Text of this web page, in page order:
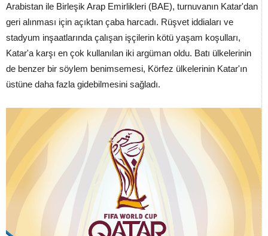
Arabistan ile Birleşik Arap Emirlikleri (BAE), turnuvanın Katar'dan
geri alınması için açıktan çaba harcadı. Rüşvet iddiaları ve
stadyum inşaatlarında çalışan işçilerin kötü yaşam koşulları,
Katar'a karşı en çok kullanılan iki argüman oldu. Batı ülkelerinin
de benzer bir söylem benimsemesi, Körfez ülkelerinin Katar'ın
üstüne daha fazla gidebilmesini sağladı.